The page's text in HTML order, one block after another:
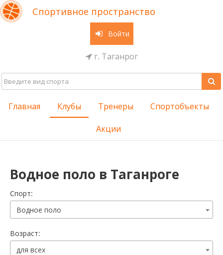
Спортивное пространство
Войти
г. Таганрог
Главная Клубы Тренеры Спортобъекты
Акции
Водное поло в Таганроге
Cпорт:
Водное поло
Возраст:
для всех